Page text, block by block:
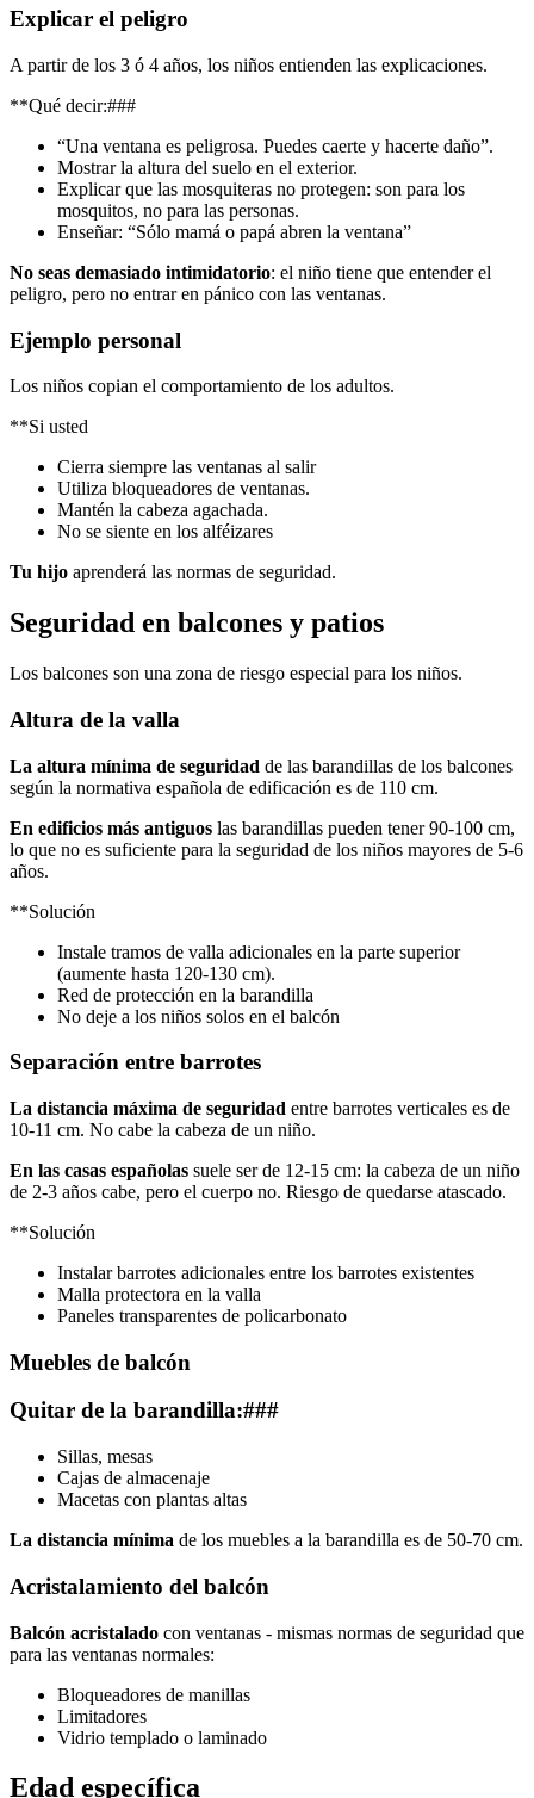
Explicar el peligro
A partir de los 3 ó 4 años, los niños entienden las explicaciones.
**Qué decir:###
“Una ventana es peligrosa. Puedes caerte y hacerte daño”.
Mostrar la altura del suelo en el exterior.
Explicar que las mosquiteras no protegen: son para los
mosquitos, no para las personas.
Enseñar: “Sólo mamá o papá abren la ventana”
No seas demasiado intimidatorio: el niño tiene que entender el
peligro, pero no entrar en pánico con las ventanas.
Ejemplo personal
Los niños copian el comportamiento de los adultos.
**Si usted
Cierra siempre las ventanas al salir
Utiliza bloqueadores de ventanas.
Mantén la cabeza agachada.
No se siente en los alféizares
Tu hijo aprenderá las normas de seguridad.
Seguridad en balcones y patios
Los balcones son una zona de riesgo especial para los niños.
Altura de la valla
La altura mínima de seguridad de las barandillas de los balcones
según la normativa española de edificación es de 110 cm.
En edificios más antiguos las barandillas pueden tener 90-100 cm,
lo que no es suficiente para la seguridad de los niños mayores de 5-6
años.
**Solución
Instale tramos de valla adicionales en la parte superior
(aumente hasta 120-130 cm).
Red de protección en la barandilla
No deje a los niños solos en el balcón
Separación entre barrotes
La distancia máxima de seguridad entre barrotes verticales es de
10-11 cm. No cabe la cabeza de un niño.
En las casas españolas suele ser de 12-15 cm: la cabeza de un niño
de 2-3 años cabe, pero el cuerpo no. Riesgo de quedarse atascado.
**Solución
Instalar barrotes adicionales entre los barrotes existentes
Malla protectora en la valla
Paneles transparentes de policarbonato
Muebles de balcón
Quitar de la barandilla:###
Sillas, mesas
Cajas de almacenaje
Macetas con plantas altas
La distancia mínima de los muebles a la barandilla es de 50-70 cm.
Acristalamiento del balcón
Balcón acristalado con ventanas - mismas normas de seguridad que
para las ventanas normales:
Bloqueadores de manillas
Limitadores
Vidrio templado o laminado
Edad específica